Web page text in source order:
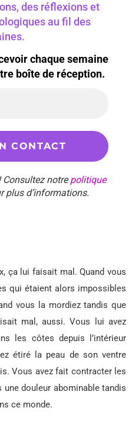
des réflexions et
au fil des
chaque semaine
boîte de réception.
Consultez notrepolitique
plus d’informations.
ça lui faisait mal. Quand vous
qui étaient alors impossibles
vous la mordiez tandis que
mal, aussi. Vous lui avez
les côtes depuis l’intérieur
étiré la peau de son ventre
Vous avez fait contracter les
douleur abominable tandis
ce monde.